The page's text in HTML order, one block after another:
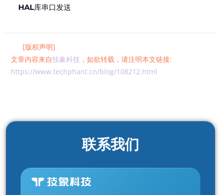
HAL库串口发送
[版权声明]
文章内容来自技象科技 ，如欲转载，请注明本文链接:
https://www.techphant.cn/blog/108212.html
联系我们